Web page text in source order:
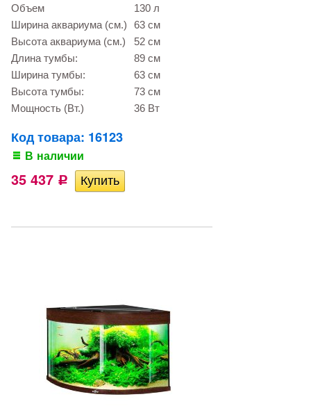
Объем
130 л
Ширина аквариума (см.)
63 см
Высота аквариума (см.)
52 см
Длина тумбы:
89 см
Ширина тумбы:
63 см
Высота тумбы:
73 см
Мощность (Вт.)
36 Вт
Код товара: 16123
В наличии
35 437 Р